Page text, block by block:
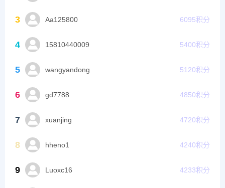
3 Aa125800 6095积分
4 15810440009 5400积分
5 wangyandong 5120积分
6 gd7788 4850积分
7 xuanjing 4720积分
8 hheno1 4240积分
9 Luoxc16 4233积分